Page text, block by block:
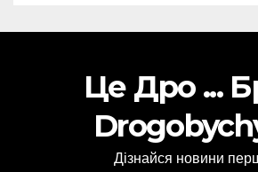
Це Дро ...
Дізнайся новини